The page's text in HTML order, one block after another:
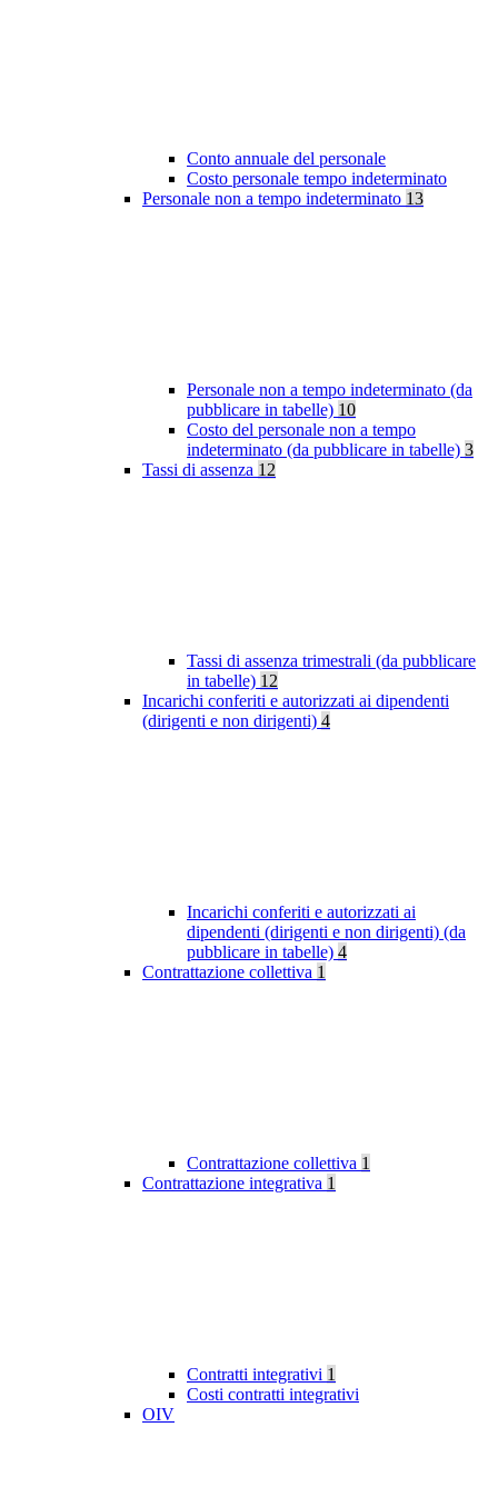
Conto annuale del personale
Costo personale tempo indeterminato
Personale non a tempo indeterminato 13
Personale non a tempo indeterminato (da
pubblicare in tabelle) 10
Costo del personale non a tempo
indeterminato (da pubblicare in tabelle) 3
Tassi di assenza 12
Tassi di assenza trimestrali (da pubblicare
in tabelle) 12
Incarichi conferiti e autorizzati ai dipendenti
(dirigenti e non dirigenti) 4
Incarichi conferiti e autorizzati ai
dipendenti (dirigenti e non dirigenti) (da
pubblicare in tabelle) 4
Contrattazione collettiva 1
Contrattazione collettiva 1
Contrattazione integrativa 1
Contratti integrativi 1
Costi contratti integrativi
OIV